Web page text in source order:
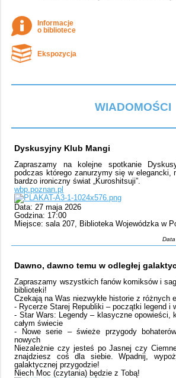
Informacje
o bibliotece
Ekspozycja
WIADOMOŚCI
Dyskusyjny Klub Mangi
Zapraszamy na kolejne spotkanie
podczas którego zanurzymy się w elegancki,
bardzo ironiczny świat „Kuroshitsuji”.
wbp.poznan.pl
Data: 27 maja 2026
Godzina: 17:00
Miejsce: sala 207, Biblioteka Wojewódzka w
Dawno, dawno temu w odległej
Zapraszamy wszystkich fanów komiksów i
biblioteki!
Czekają na Was niezwykłe historie z różnych
- Rycerze Starej Republiki – początki legend i
- Star Wars: Legendy – klasyczne opowieści,
całym świecie
- Nowe serie – świeże przygody
nowych
Niezależnie czy jesteś po Jasnej czy
znajdziesz coś dla siebie. Wpadnij,
galaktycznej przygodzie!
Niech Moc (czytania) będzie z Tobą!